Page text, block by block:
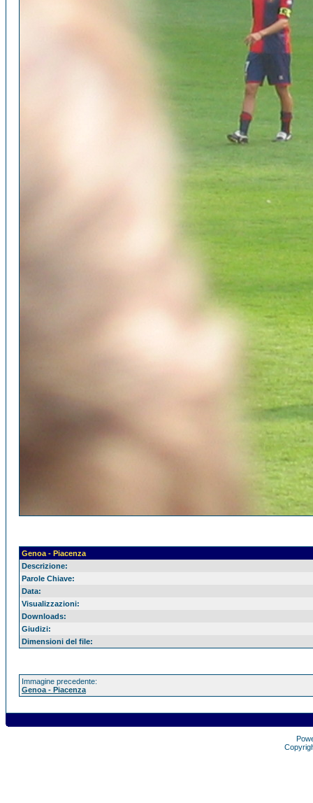
Genoa - Piacenza
Descrizione:
Parole Chiave:
Data:
Visualizzazioni:
Downloads:
Giudizi:
Dimensioni del file:
Immagine precedente:
Genoa - Piacenza